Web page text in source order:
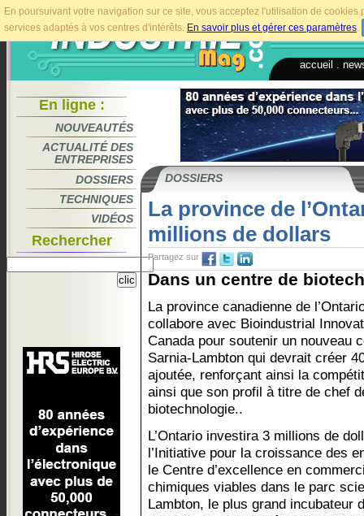
En poursuivant votre navigation sur ce site, vous acceptez l'utilisation de
services adaptés à vos centres d'intérêts. En savoir plus et gérer ces paramètres.
accueil
En ligne :
NOUVEAUTÉS
ACTUALITÉ DES
ENTREPRISES
DOSSIERS
TECHNIQUES
VIDÉOS
Rechercher
DOSSIERS
La province de
millions de dollars
Partagez sur
Dans un centre de
La province canadienne de
collabore avec Bioindustrial
Canada pour soutenir un nouveau
Sarnia-Lambton qui devrait créer
ajoutée, renforçant ainsi la
ainsi que son profil à titre de chef
biotechnologie..
L’Ontario investira 3 millions de
l’Initiative pour la croissance des
le Centre d’excellence en
chimiques viables dans le parc
Lambton, le plus grand incubateur